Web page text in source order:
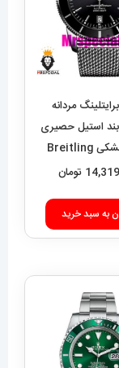
مردانه
بند استیل حصیری
صفحه مشکی Breitling
Super Ocean
تومان
به سبد خرید